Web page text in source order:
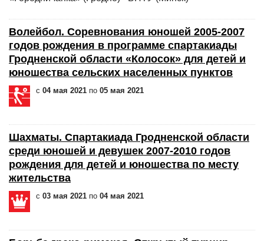
Волейбол. Соревнования юношей 2005-2007
годов рождения в программе спартакиады
Гродненской области «Колосок» для детей и
юношества сельских населенных пунктов
с 04 мая 2021 по 05 мая 2021
Шахматы. Спартакиада Гродненской области
среди юношей и девушек 2007-2010 годов
рождения для детей и юношества по месту
жительства
с 03 мая 2021 по 04 мая 2021